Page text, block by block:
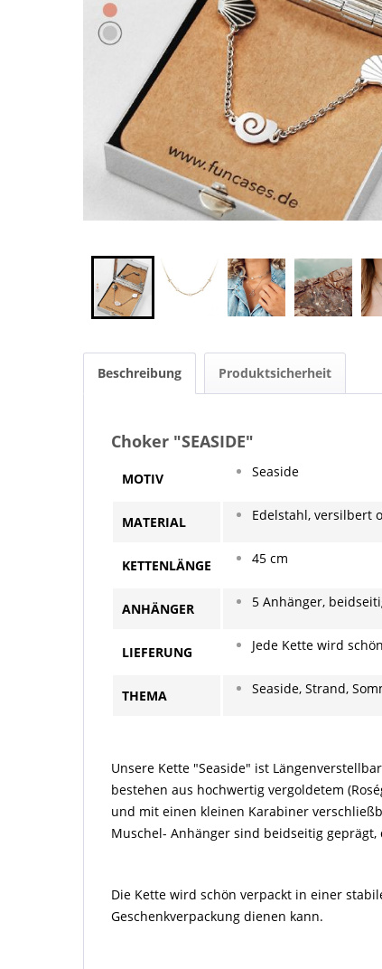
Beschreibung Produktsicherheit
Choker "SEASIDE"
MOTIV Seaside
MATERIAL Edelstahl, versilbert
KETTENLÄNGE 45 cm
ANHÄNGER 5 Anhänger,
LIEFERUNG Jede Kette wird
THEMA Seaside, Strand,
Unsere Kette "Seaside" ist
bestehen aus hochwertig vergoldetem
und mit einen kleinen Karabiner
Muschel- Anhänger sind beidseitig
Die Kette wird schön verpackt in einer
Geschenkverpackung dienen kann.